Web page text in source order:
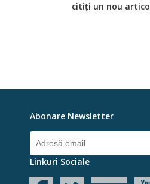
citiți un nou
Abonare Newsletter
Linkuri Sociale